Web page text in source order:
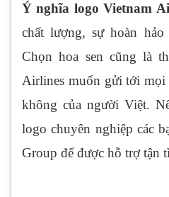
Ý nghĩa logo Vietnam
chất lượng, sự hoàn
Chọn hoa sen cũng là
Airlines muốn gửi tới mọi
không của người Việt.
logo chuyên nghiệp các
Group để được hỗ trợ tận